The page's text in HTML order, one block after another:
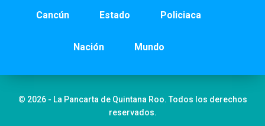
Cancún Estado Policiaca
Nación Mundo
© 2026 - La Pancarta de Quintana Roo. Todos los derechos
reservados.